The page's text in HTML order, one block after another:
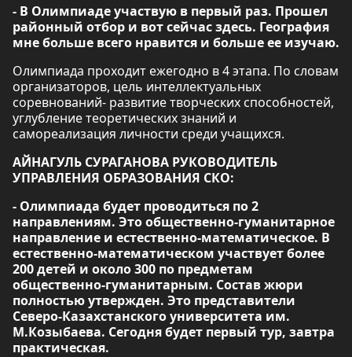
- В Олимпиаде участвую в первый раз. Прошел
районный отбор и вот сейчас здесь. География
мне больше всего нравится и больше ее изучаю.
Олимпиада проходит ежегодно в 4 этапа. По словам
организаторов, цель интеллектуальных
соревнований- развитие творческих способностей,
углубление теоретических знаний и
самореализация личности среди учащихся.
АЙНАГУЛЬ СУРАГАНОВА РУКОВОДИТЕЛЬ
УПРАВЛЕНИЯ ОБРАЗОВАНИЯ СКО:
- Олимпиада будет проводиться по 2
направлениям. Это общественно-гуманитарное
направление и естественно-математическое. В
естественно-математическом участвует более
200 детей и около 300 по предметам
общественно-гуманитарным. Состав жюри
полностью утвержден. Это представители
Северо-Казахстанского университета им.
М.Козыбаева. Сегодня будет первый тур, завтра
практическая.